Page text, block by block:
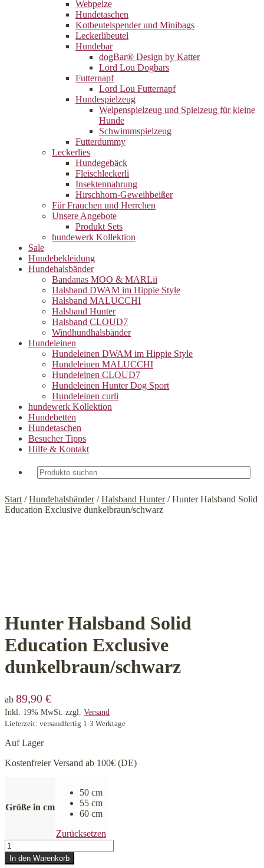
Webpelze
Hundetaschen
Kotbeutelspender und Minibags
Leckerlibeutel
Hundebar
dogBar® Design by Katter
Lord Lou Dogbars
Futternapf
Lord Lou Futternapf
Hundespielzeug
Welpenspielzeug und Spielzeug für kleine
Hunde
Schwimmspielzeug
Futterdummy
Leckerlies
Hundegebäck
Fleischleckerli
Insektennahrung
Hirschhorn-Geweihbeißer
Für Frauchen und Herrchen
Unsere Angebote
Produkt Sets
hundewerk Kollektion
Sale
Hundebekleidung
Hundehalsbänder
Bandanas MOO & MARLii
Halsband DWAM im Hippie Style
Halsband MALUCCHI
Halsband Hunter
Halsband CLOUD7
Windhundhalsbänder
Hundeleinen
Hundeleinen DWAM im Hippie Style
Hundeleinen MALUCCHI
Hundeleinen CLOUD7
Hundeleinen Hunter Dog Sport
Hundeleinen curli
hundewerk Kollektion
Hundebetten
Hundetaschen
Besucher Tipps
Hilfe & Kontakt
Suchen
nach:
Start /Hundehalsbänder/Halsband Hunter/Hunter Halsband Solid
Education Exclusive dunkelbraun/schwarz
Hunter Halsband Solid
Education Exclusive
dunkelbraun/schwarz
ab 89,90 €
Inkl. 19% MwSt. zzgl. Versand
Lieferzeit: versandfertig 1-3 Werktage
Auf Lager
Kostenfreier Versand ab 100€ (DE)
Größe in cm
50 cm
55 cm
60 cm
Zurücksetzen
Hunter
Halsband
Solid
In den Warenkorb